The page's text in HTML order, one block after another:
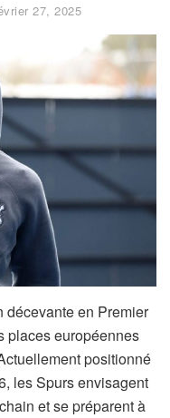
27, 2025
décevante en Premier
places européennes
positionné
les Spurs envisagent
et se préparent à